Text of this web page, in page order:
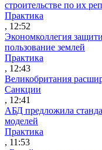
строительстве по их
Практика
, 12:52
Экономколлегия
пользование землей
Практика
, 12:43
Великобритания
Санкции
, 12:41
АБД предложила
моделей
Практика
, 11:53